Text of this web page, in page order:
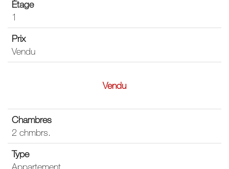
1
Vendu
Vendu
2 chmbrs.
Appartement